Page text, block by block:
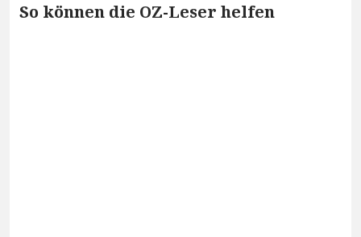
So können die OZ-Leser helfen